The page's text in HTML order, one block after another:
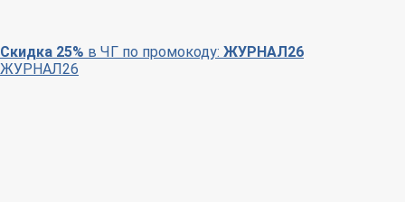
Скидка 25% в ЧГ по промокоду: ЖУРНАЛ26
ЖУРНАЛ26